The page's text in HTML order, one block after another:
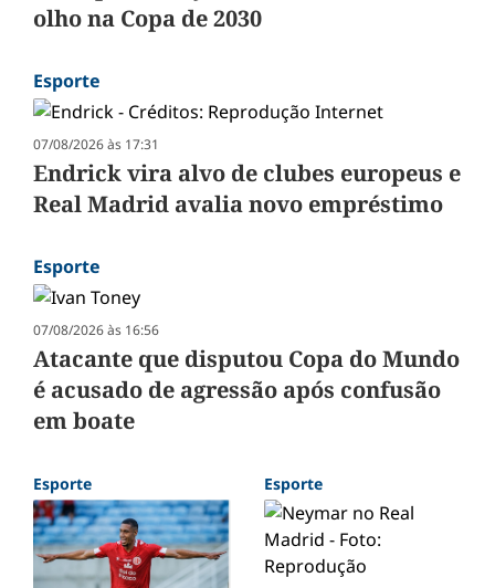
olho na Copa de 2030
Esporte
07/08/2026 às 17:31
Endrick vira alvo de clubes europeus e
Real Madrid avalia novo empréstimo
Esporte
07/08/2026 às 16:56
Atacante que disputou Copa do Mundo
é acusado de agressão após confusão
em boate
Esporte Esporte